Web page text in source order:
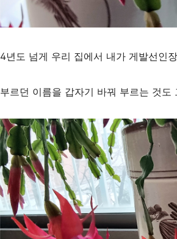
4년도 넘게 우리 집에서 내가 게발선인
부르던 이름을 갑자기 바꿔 부르는 것